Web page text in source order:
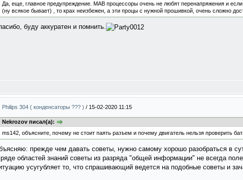
Да, еще, главное предупреждение. MAB процессоры очень не любят перенапряжения и
(ну всякое бывает) , то крах неизбежен, а эти процы с нужной прошивкой, очень сложно
буду аккуратен и помнить.
Philips 304 ( конденсаторы ??? ) / 15-02-2020 11:15
Nekrozov писал(а):
ms142, объясните, почему не стоит паять разъем и почему двигатель нельзя проверить
прежде чем давать советы, нужно самому хорошо разобраться в
областей знаний советы из разряда "общей информации" не всегда
усугубляет то, что спрашивающий ведется на подобные советы и